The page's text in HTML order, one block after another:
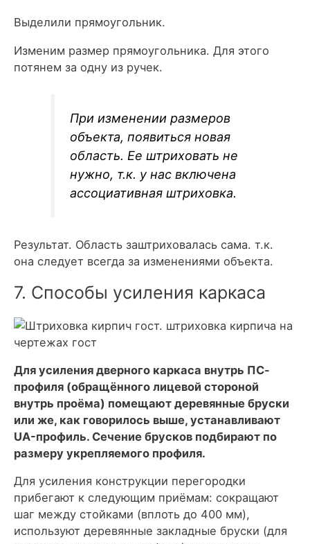
Выделили прямоугольник.
Изменим размер прямоугольника. Для этого
потянем за одну из ручек.
При изменении размеров
объекта, появиться новая
область. Ее штриховать не
нужно, т.к. у нас включена
ассоциативная штриховка.
Результат. Область заштриховалась сама. т.к.
она следует всегда за изменениями объекта.
7. Способы усиления каркаса
Для усиления дверного каркаса внутрь ПС-
профиля (обращённого лицевой стороной
внутрь проёма) помещают деревянные бруски
или же, как говорилось выше, устанавливают
UA-профиль. Сечение брусков подбирают по
размеру укрепляемого профиля.
Для усиления конструкции перегородки
прибегают к следующим приёмам: сокращают
шаг между стойками (вплоть до 400 мм),
используют деревянные закладные бруски (для